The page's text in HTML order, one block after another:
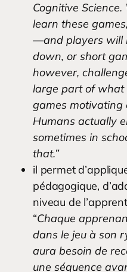
Cognitive
learn these
—and players will
down, or short
however,
large part of what
games motivating
Humans actually
sometimes in
that.”
il permet
pédagogique,
niveau de
“Chaque
dans le jeu à son
aura besoin de
une séquence